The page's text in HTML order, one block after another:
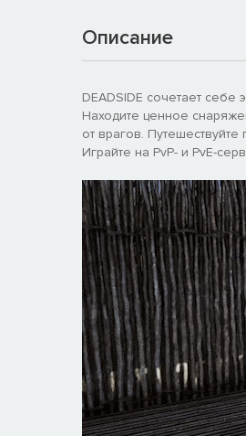
Описание
DEADSIDE сочетает
Находите ценное
от врагов.
Играйте на PvP- и PvE-